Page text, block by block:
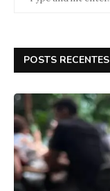
POSTS RECENTES